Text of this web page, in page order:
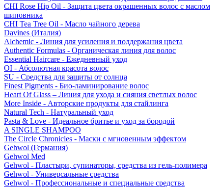
CHI Rose Hip Oil - Защита цвета окрашенных волос с маслом
шиповника
CHI Tea Tree Oil - Масло чайного дерева
Davines (Италия)
Alchemic - Линия для усиления и поддержания цвета
Authentic Formulas - Органическая линия для волос
Essential Haircare - Eжедневный уход
OI - Абсолютная красота волос
SU - Средства для защиты от солнца
Finest Pigments - Био-ламинирование волос
Heart Of Glass – Линия для ухода и сияния светлых волос
More Inside - Авторские продукты для стайлинга
Natural Tech - Натуральный уход
Pasta & Love - Идеальное бритье и уход за бородой
A SINGLE SHAMPOO
The Circle Chronicles - Маски с мгновенным эффектом
Gehwol (Германия)
Gehwol Med
Gehwol - Пластыри, супинаторы, средства из гель-полимера
Gehwol - Универсальные средства
Gehwol - Профессиональные и специальные средства